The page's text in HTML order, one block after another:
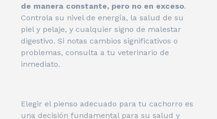
de manera constante, pero no en exceso.
Controla su nivel de energía, la salud de su
piel y pelaje, y cualquier signo de malestar
digestivo. Si notas cambios significativos o
problemas, consulta a tu veterinario de
inmediato.
Elegir el pienso adecuado para tu cachorro es
una decisión fundamental para su salud y